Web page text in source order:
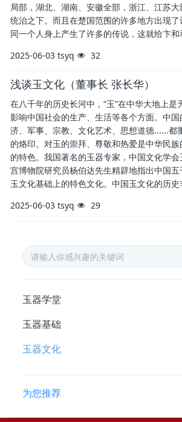
局部，湖北、湖南、安徽全部，浙江、江苏
统治之下。而且在楚国范围的许多地方出现
同一个人身上产生了许多的传说，这就给卞
2025-06-03 tsyq 32
浅谈玉文化（董事长 张长华）
在八千年的历史长河中，“玉”在中华大地上是
影响中国社会的生产、生活等各个方面。中
济、军事、宗教、文化艺术、思想道德......都
的烙印。对玉的崇拜、尊敬和热爱是中华民
的特色。我国著名的玉器专家，中国文化学
宫博物院研究员杨伯达先生精辟地指出中国
玉文化基础上的特色文化。中国玉文化的历史
2025-06-03 tsyq 29
玉器学堂
玉器基础
玉器文化
为您推荐